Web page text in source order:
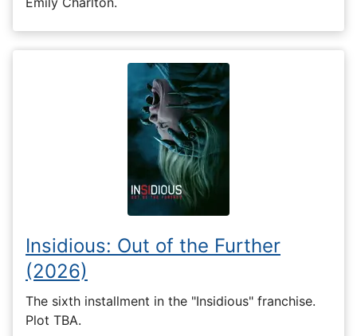
Insidious: Out of the Further
(2026)
The sixth installment in the "Insidious" franchise.
Plot TBA.